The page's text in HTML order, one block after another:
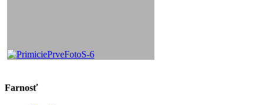
Farnosť